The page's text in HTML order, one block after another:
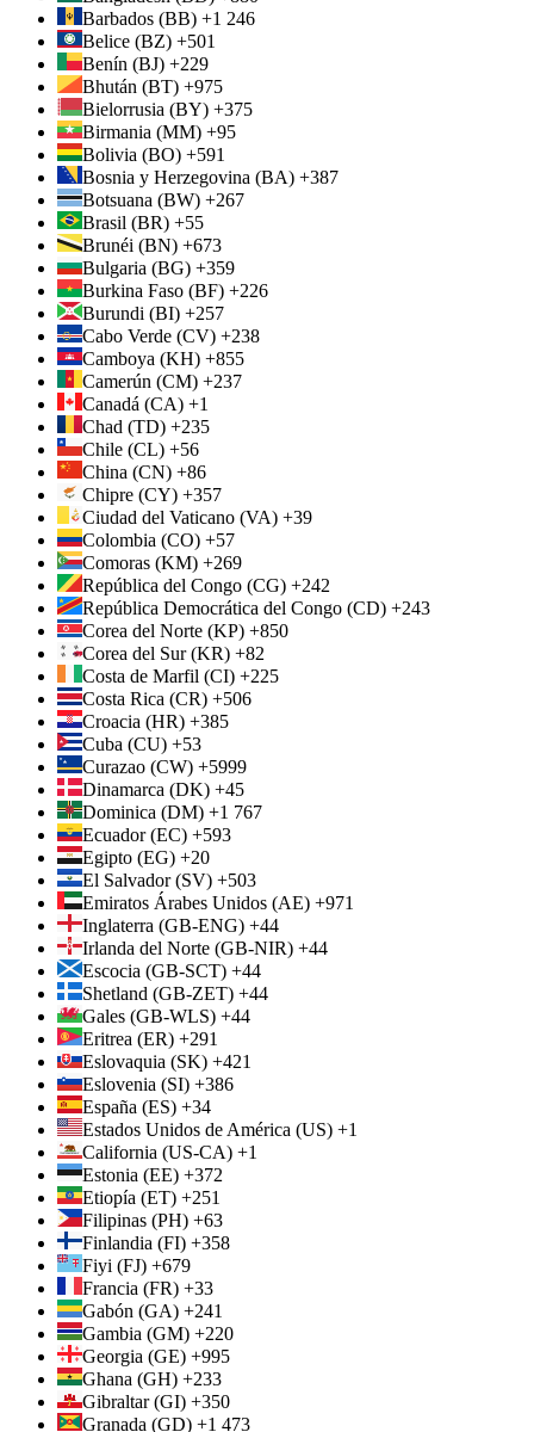
Barbados (BB) +1 246
Belice (BZ) +501
Benín (BJ) +229
Bhután (BT) +975
Bielorrusia (BY) +375
Birmania (MM) +95
Bolivia (BO) +591
Bosnia y Herzegovina (BA) +387
Botsuana (BW) +267
Brasil (BR) +55
Brunéi (BN) +673
Bulgaria (BG) +359
Burkina Faso (BF) +226
Burundi (BI) +257
Cabo Verde (CV) +238
Camboya (KH) +855
Camerún (CM) +237
Canadá (CA) +1
Chad (TD) +235
Chile (CL) +56
China (CN) +86
Chipre (CY) +357
Ciudad del Vaticano (VA) +39
Colombia (CO) +57
Comoras (KM) +269
República del Congo (CG) +242
República Democrática del Congo (CD) +243
Corea del Norte (KP) +850
Corea del Sur (KR) +82
Costa de Marfil (CI) +225
Costa Rica (CR) +506
Croacia (HR) +385
Cuba (CU) +53
Curazao (CW) +5999
Dinamarca (DK) +45
Dominica (DM) +1 767
Ecuador (EC) +593
Egipto (EG) +20
El Salvador (SV) +503
Emiratos Árabes Unidos (AE) +971
Inglaterra (GB-ENG) +44
Irlanda del Norte (GB-NIR) +44
Escocia (GB-SCT) +44
Shetland (GB-ZET) +44
Gales (GB-WLS) +44
Eritrea (ER) +291
Eslovaquia (SK) +421
Eslovenia (SI) +386
España (ES) +34
Estados Unidos de América (US) +1
California (US-CA) +1
Estonia (EE) +372
Etiopía (ET) +251
Filipinas (PH) +63
Finlandia (FI) +358
Fiyi (FJ) +679
Francia (FR) +33
Gabón (GA) +241
Gambia (GM) +220
Georgia (GE) +995
Ghana (GH) +233
Gibraltar (GI) +350
Granada (GD) +1 473